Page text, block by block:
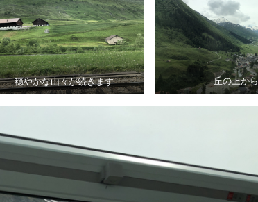
穏やかな山々が続きます 丘の上から